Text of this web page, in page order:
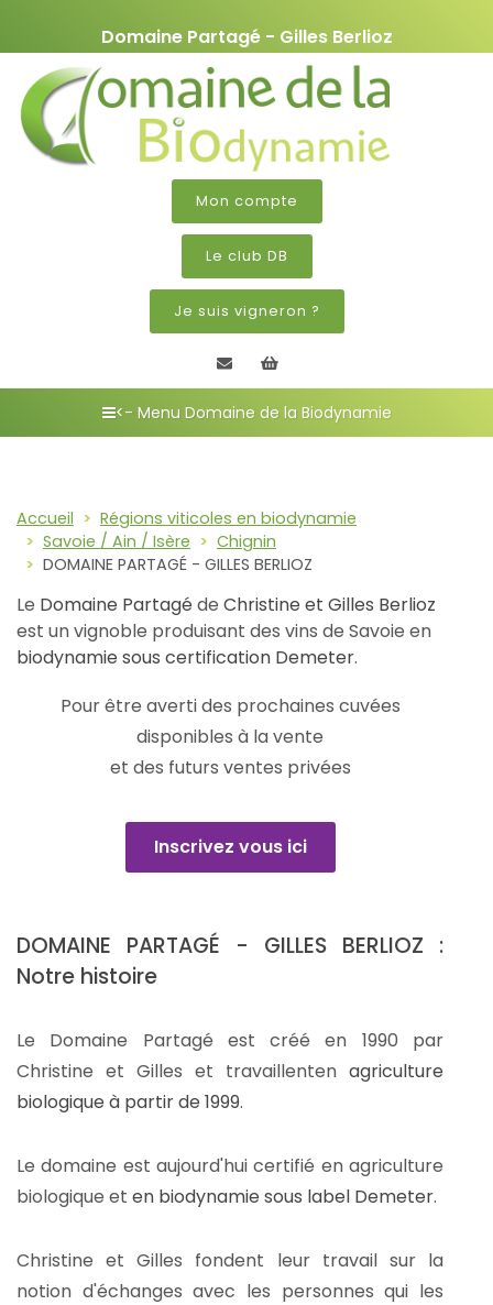
Domaine Partagé - Gilles Berlioz
Mon compte
Le club DB
Je suis vigneron ?
Contactez nous
<- Menu Domaine de la Biodynamie
Accueil
Régions viticoles en biodynamie
Savoie / Ain / Isère
Chignin
DOMAINE PARTAGÉ - GILLES BERLIOZ
Le Domaine Partagé de Christine et Gilles Berlioz
est un vignoble produisant des vins de Savoie en
biodynamie sous certification Demeter.
Pour être averti des prochaines cuvées
disponibles à la vente
et des futurs ventes privées
Inscrivez vous ici
DOMAINE PARTAGÉ - GILLES BERLIOZ :
Notre histoire
Le Domaine Partagé est créé en 1990 par
Christine et Gilles et travaillenten agriculture
biologique à partir de 1999.
Le domaine est aujourd'hui certifié en agriculture
biologique et en biodynamie sous label Demeter.
Christine et Gilles fondent leur travail sur la
notion d'échanges avec les personnes qui les